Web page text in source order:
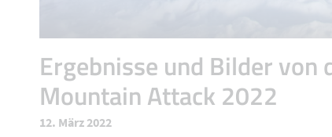
Ergebnisse und Bilder von
Mountain Attack 2022
12. März 2022